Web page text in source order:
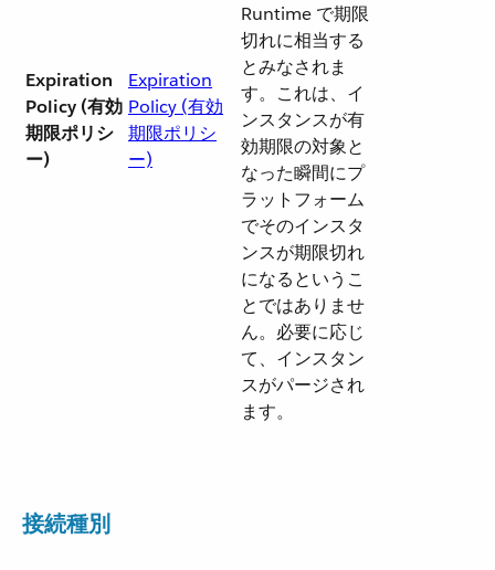
Expiration
Policy (有効
期限ポリシ
ー)
Expiration
Policy (有効
期限ポリシ
ー)
Runtime で期限
切れに相当する
とみなされま
す。これは、イ
ンスタンスが有
効期限の対象と
なった瞬間にプ
ラットフォーム
でそのインスタ
ンスが期限切れ
になるというこ
とではありませ
ん。必要に応じ
て、インスタン
スがパージされ
ます。
接続種別